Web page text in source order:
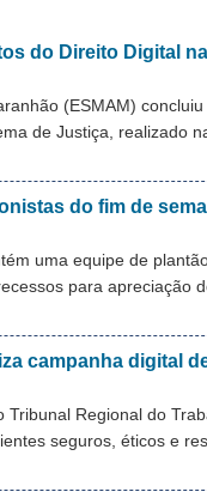
do Direito Digital
(ESMAM)
de Justiça, realizado
do fim de
uma equipe de
para apreciação
campanha digital
Regional do
seguros, éticos e